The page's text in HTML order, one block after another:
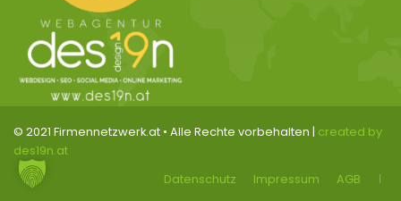
© 2021 Firmennetzwerk.at • Alle Rechte vorbehalten | created by
des19n.at
Datenschutz
Impressum AGB